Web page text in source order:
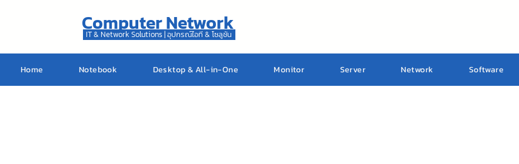
Computer Network
IT & Network Solutions | อุปกรณ์ไอที & โซลูชัน
Home Notebook Desktop & All-in-One Monitor Server Network Software